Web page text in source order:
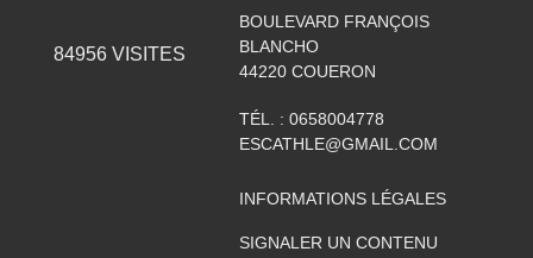
84956VISITES
BOULEVARD FRANÇOIS
BLANCHO
44220 COUERON
TÉL. : 0658004778
ESCATHLE@GMAIL.COM
INFORMATIONS LÉGALES
SIGNALER UN CONTENU